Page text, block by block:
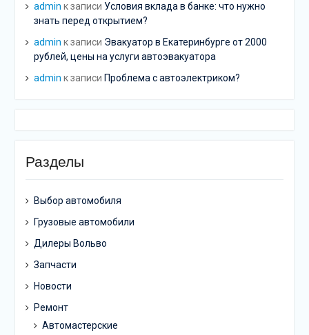
admin к записи Условия вклада в банке: что нужно
знать перед открытием?
admin к записи Эвакуатор в Екатеринбурге от 2000
рублей, цены на услуги автоэвакуатора
admin к записи Проблема с автоэлектриком?
Разделы
Выбор автомобиля
Грузовые автомобили
Дилеры Вольво
Запчасти
Новости
Ремонт
Автомастерские